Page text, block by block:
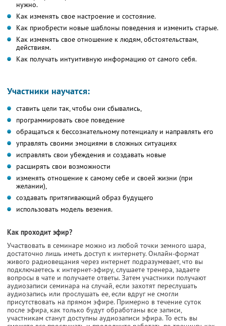
нужно.
Как изменять свое настроение и состояние.
Как приобрести новые шаблоны поведения и изменить старые.
Как изменять свое отношение к людям, обстоятельствам,
действиям.
Как получать интуитивную информацию от самого себя.
Участники научатся:
ставить цели так, чтобы они сбывались,
программировать свое поведение
обращаться к бессознательному потенциалу и направлять его
управлять своими эмоциями в сложных ситуациях
исправлять свои убеждения и создавать новые
расширять свои возможности
изменять отношение к самому себе и своей жизни (при
желании),
создавать притягивающий образ будущего
использовать модель везения.
Как проходит эфир?
Участвовать в семинаре можно из любой точки земного шара,
достаточно лишь иметь доступ к интернету. Онлайн-формат
живого радиовещания через интернет подразумевает, что вы
подключаетесь к интернет-эфиру, слушаете тренера, задаете
вопросы в чате и получаете ответы. Затем участники получают
аудиозаписи семинара на случай, если захотят переслушать
аудиозапись или прослушать ее, если вдруг не смогли
присутствовать на прямом эфире. Примерно в течение суток
после эфира, как только будут обработаны все записи,
участникам станут доступны аудиозаписи эфира. То есть вы